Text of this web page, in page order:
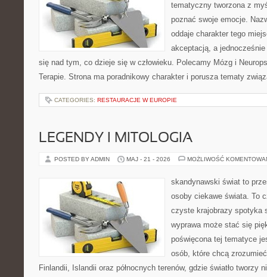
tematyczny tworzona z
poznać swoje emocje.
oddaje charakter tego
akceptacją, a
się nad tym, co dzieje się w człowieku. Polecamy Mózg i
Terapie. Strona ma poradnikowy charakter i porusza tematy
CATEGORIES: RESTAURACJE W EUROPIE
LEGENDY I MITOLOGIA
POSTED BY ADMIN MAJ - 21 - 2026 MOŻLIWOŚĆ
skandynawski świat to
osoby ciekawe świata. To
czyste krajobrazy spotyka
wyprawa może stać się
poświęcona tej tematyce
osób, które chcą
Finlandii, Islandii oraz północnych terenów, gdzie światło tworzy